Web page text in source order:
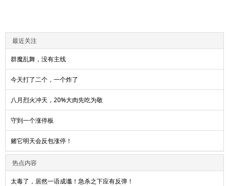
最近关注
群魔乱舞，没有主线
今天打了二个，一个炸了
八月烈火冲天，20%大肉先吃为敬
守到一个涨停板
赌它明天会反包涨停！
热点内容
太毒了，居然一语成谶！急杀之下应有反弹！